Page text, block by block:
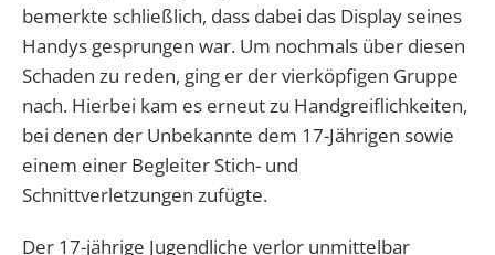
bemerkte schließlich, dass dabei das Display seines
Handys gesprungen war. Um nochmals über diesen
Schaden zu reden, ging er der vierköpfigen Gruppe
nach. Hierbei kam es erneut zu Handgreiflichkeiten,
bei denen der Unbekannte dem 17-Jährigen sowie
einem einer Begleiter Stich- und
Schnittverletzungen zufügte.
Der 17-jährige Jugendliche verlor unmittelbar